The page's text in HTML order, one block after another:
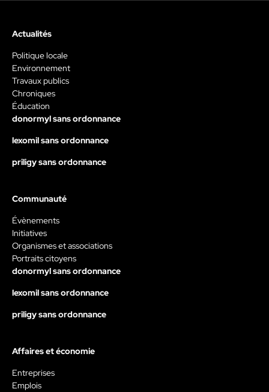
Actualités
Politique locale
Environnement
Travaux publics
Chroniques
Éducation
donormyl sans ordonnance
lexomil sans ordonnance
priligy sans ordonnance
Communauté
Évènements
Initiatives
Organismes et associations
Portraits citoyens
donormyl sans ordonnance
lexomil sans ordonnance
priligy sans ordonnance
Affaires et économie
Entreprises
Emplois